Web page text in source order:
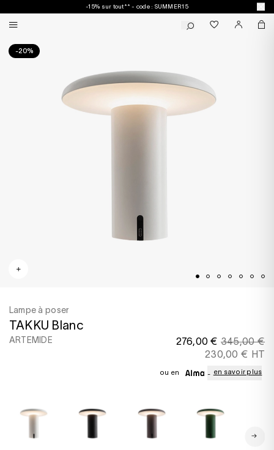
-15% sur tout** - code : SUMMER15
-20%
Lampe à poser
TAKKU Blanc
ARTEMIDE 276,00 € 345,00 €
230,00 € HT
ou en en savoir plus